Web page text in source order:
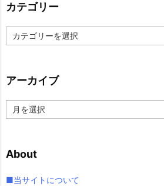
カテゴリー
テ
ー
アーカイブ
ー
ブ
About
■当サイトについて